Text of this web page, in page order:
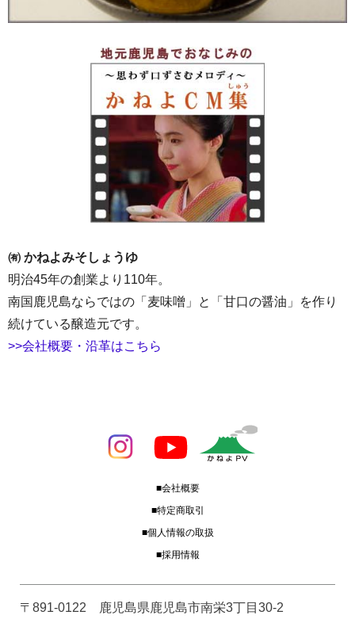
㈲ かねよみそしょうゆ
明治45年の創業より110年。
南国鹿児島ならではの「麦味噌」と「甘口の醤油」を作り
続けている醸造元です。
>>会社概要・沿革はこちら
■会社概要
■特定商取引
■個人情報の取扱
■採用情報
〒891-0122 鹿児島県鹿児島市南栄3丁目30-2